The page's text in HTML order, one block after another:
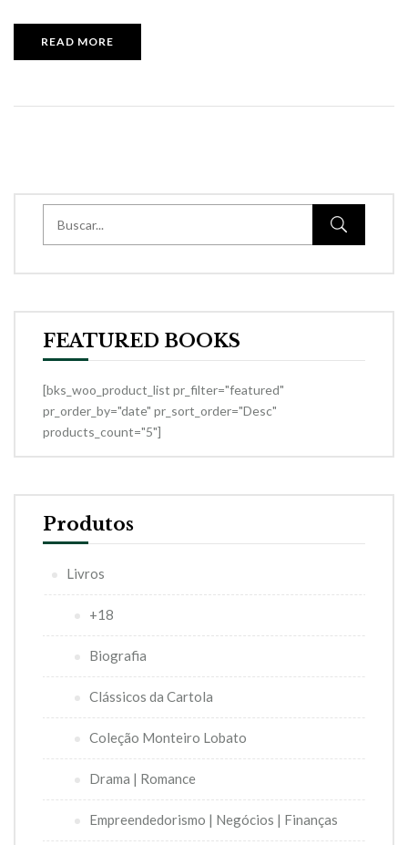
FEATURED BOOKS
[bks_woo_product_list pr_filter="featured"
pr_order_by="date" pr_sort_order="Desc"
products_count="5"]
Produtos
Livros
+18
Biografia
Clássicos da Cartola
Coleção Monteiro Lobato
Drama | Romance
Empreendedorismo | Negócios | Finanças
READ MORE